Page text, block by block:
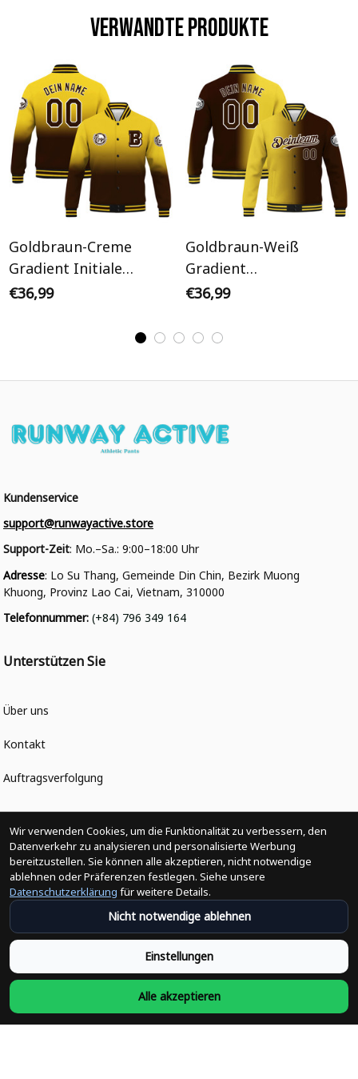
Verwandte Produkte
Goldbraun-Creme
Gradient Initiale
Personalisiertes Varsity
€36,99
Goldbraun-Weiß
Gradient
Personalisiertes Varsity
€36,99
Kundenservice
support@runwayactive.store
Support-Zeit: Mo.–Sa.: 9:00–18:00 Uhr
Adresse: Lo Su Thang, Gemeinde Din Chin, Bezirk Muong
Khuong, Provinz Lao Cai, Vietnam, 310000
Telefonnummer: (+84) 796 349 164
Unterstützen Sie
Über uns
Kontakt
Auftragsverfolgung
Politiken
Änderungen der Bestellung
Versandpolitik
Rückerstattungsrichtlinie
Rückgabepolitik
Wir verwenden Cookies, um die Funktionalität zu verbessern, den
Datenverkehr zu analysieren und personalisierte Werbung
bereitzustellen. Sie können alle akzeptieren, nicht notwendige
ablehnen oder Präferenzen festlegen. Siehe unsere
Datenschutzerklärung für weitere Details.
Nicht notwendige ablehnen
Einstellungen
Alle akzeptieren